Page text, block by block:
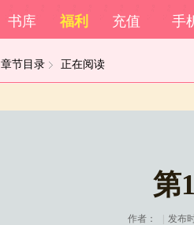
书库 福利 充值 手
章节目录 正在阅读
第
作者： 发布